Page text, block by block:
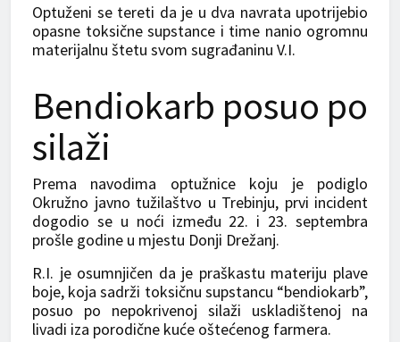
Optuženi se tereti da je u dva navrata upotrijebio
opasne toksične supstance i time nanio ogromnu
materijalnu štetu svom sugrađaninu V.I.
Bendiokarb posuo po
silaži
Prema navodima optužnice koju je podiglo
Okružno javno tužilaštvo u Trebinju, prvi incident
dogodio se u noći između 22. i 23. septembra
prošle godine u mjestu Donji Drežanj.
R.I. je osumnjičen da je praškastu materiju plave
boje, koja sadrži toksičnu supstancu “bendiokarb”,
posuo po nepokrivenoj silaži uskladištenoj na
livadi iza porodične kuće oštećenog farmera.